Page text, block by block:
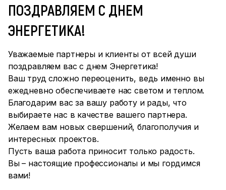
ПОЗДРАВЛЯЕМ С ДНЕМ
ЭНЕРГЕТИКА!
Уважаемые партнеры и клиенты от всей души
поздравляем вас с днем Энергетика!
Ваш труд сложно переоценить, ведь именно вы
ежедневно обеспечиваете нас светом и теплом.
Благодарим вас за вашу работу и рады, что
выбираете нас в качестве вашего партнера.
Желаем вам новых свершений, благополучия и
интересных проектов.
Пусть ваша работа приносит только радость.
Вы – настоящие профессионалы и мы гордимся
вами!